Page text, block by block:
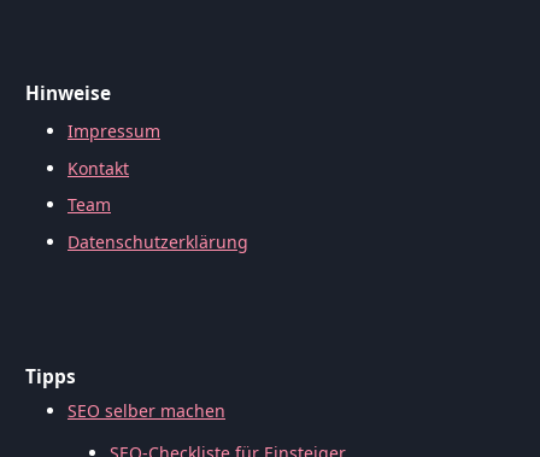
Hinweise
Impressum
Kontakt
Team
Datenschutzerklärung
Tipps
SEO selber machen